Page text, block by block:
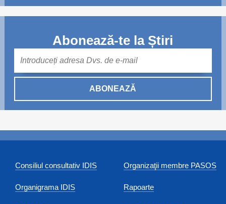
Abonează-te la Știri
ABONEAZĂ
Consiliul consultativ IDIS
Organigrama IDIS
Organizaţii membre PASOS
Rapoarte